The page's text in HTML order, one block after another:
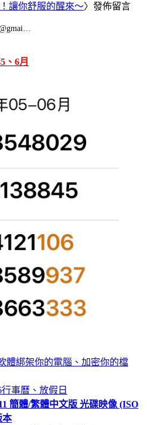
讓你舒服的醒來～〉發佈留言
、6月
體綁架你的電腦、加密你的檔
事曆、放假日
簡體/繁體中文版 光碟映像 (ISO
本